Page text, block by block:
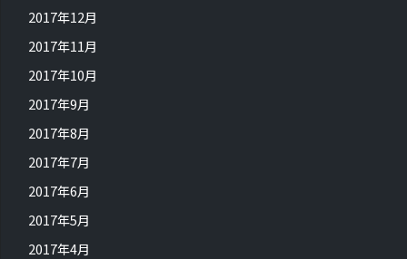
2017年12月
2017年11月
2017年10月
2017年9月
2017年8月
2017年7月
2017年6月
2017年5月
2017年4月